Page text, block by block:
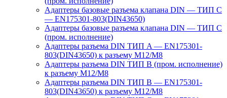
Адаптеры базовые разъема клапана DIN — ТИП C
— EN175301-803(DIN43650)
Адаптеры базовые разъема клапана DIN — ТИП C
(пром. исполнение)
Адаптеры разъема DIN ТИП A — EN175301-
803(DIN43650) к разъему M12/M8
Адаптеры разъема DIN ТИП B (пром. исполнение)
к разъему M12/M8
Адаптеры разъема DIN ТИП B — EN175301-
803(DIN43650) к разъему M12/M8